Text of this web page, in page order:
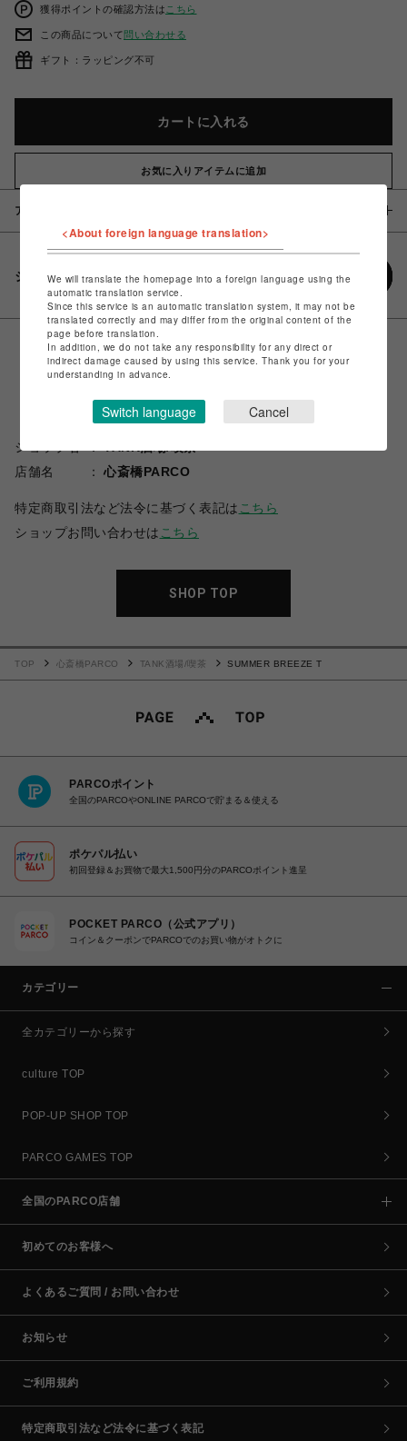
獲得ポイントの確認方法は こちら
この商品について問い合わせる
ギフト：ラッピング不可
カートに入れる
お気に入りアイテムに追加
アイテム説明 / 素材
シェアする
ショップ名
店舗名
心斎橋PARCO
特定商取引法など法令に基づく表記は こちら
ショップお問い合わせは こちら
SHOP TOP
TOP 心斎橋PARCO TANK酒場/喫茶 SUMMER BREEZE T
PARCOポイント
全国のPARCOやONLINE PARCOで貯まる＆使える
ポケパル払い
初回登録＆お買物で最大1,500円分のPARCOポイント進呈
POCKET PARCO（公式アプリ）
コイン＆クーポンでPARCOでのお買い物がオトクに
カテゴリー
全カテゴリーから探す
culture TOP
POP-UP SHOP TOP
PARCO GAMES TOP
全国のPARCO店舗
初めてのお客様へ
よくあるご質問 / お問い合わせ
お知らせ
ご利用規約
特定商取引法など法令に基づく表記
<About foreign language translation>
We will translate the homepage into a foreign language using the
automatic translation service.
Since this service is an automatic translation system, it may not be
translated correctly and may differ from the original content of the
page before translation.
In addition, we do not take any responsibility for any direct or
indirect damage caused by using this service. Thank you for your
understanding in advance.
Switch language Cancel